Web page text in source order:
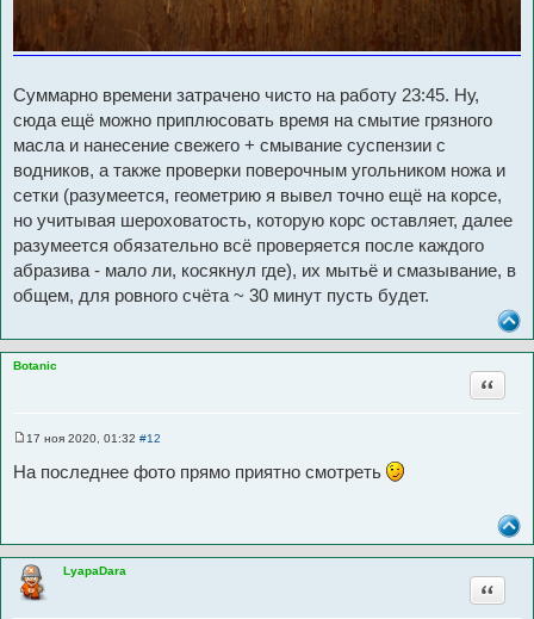
Суммарно времени затрачено чисто на работу 23:45. Ну,
сюда ещё можно приплюсовать время на смытие грязного
масла и нанесение свежего + смывание суспензии с
водников, а также проверки поверочным угольником ножа и
сетки (разумеется, геометрию я вывел точно ещё на корсе,
но учитывая шероховатость, которую корс оставляет, далее
разумеется обязательно всё проверяется после каждого
абразива - мало ли, косякнул где), их мытьё и смазывание, в
общем, для ровного счёта ~ 30 минут пусть будет.
Botanic
Цитата
о
и
е
17 ноя 2020, 01:32 #12
На последнее фото прямо приятно смотреть
LyapaDara
Цитата